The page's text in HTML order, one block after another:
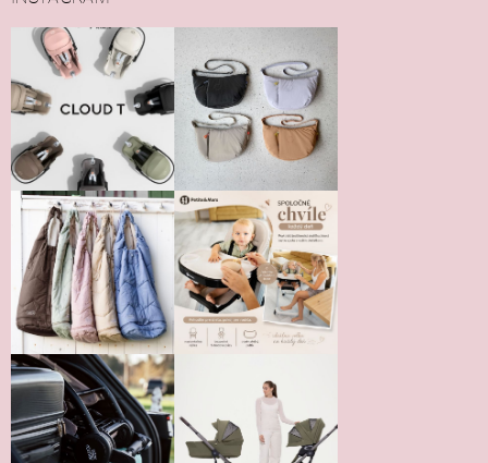
Vložením hodnotenie súhlasíte spodmienkami ochrany
osobných údajov